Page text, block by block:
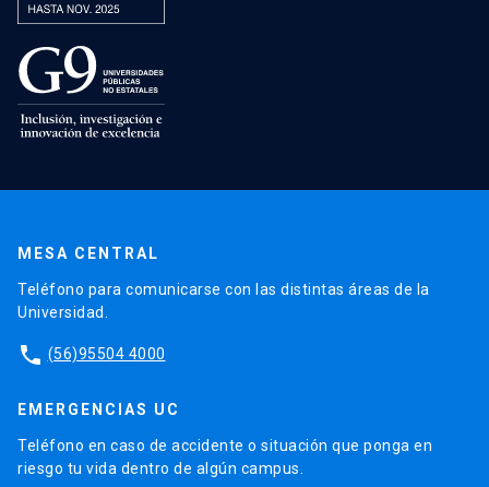
MESA CENTRAL
Teléfono para comunicarse con las distintas áreas de la
Universidad.
phone (56)95504 4000
EMERGENCIAS UC
Teléfono en caso de accidente o situación que ponga en
riesgo tu vida dentro de algún campus.